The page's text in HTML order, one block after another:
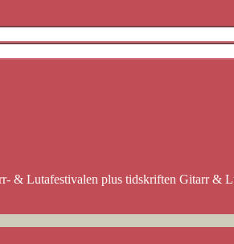
& Lutafestivalen plus tidskriften Gitarr &